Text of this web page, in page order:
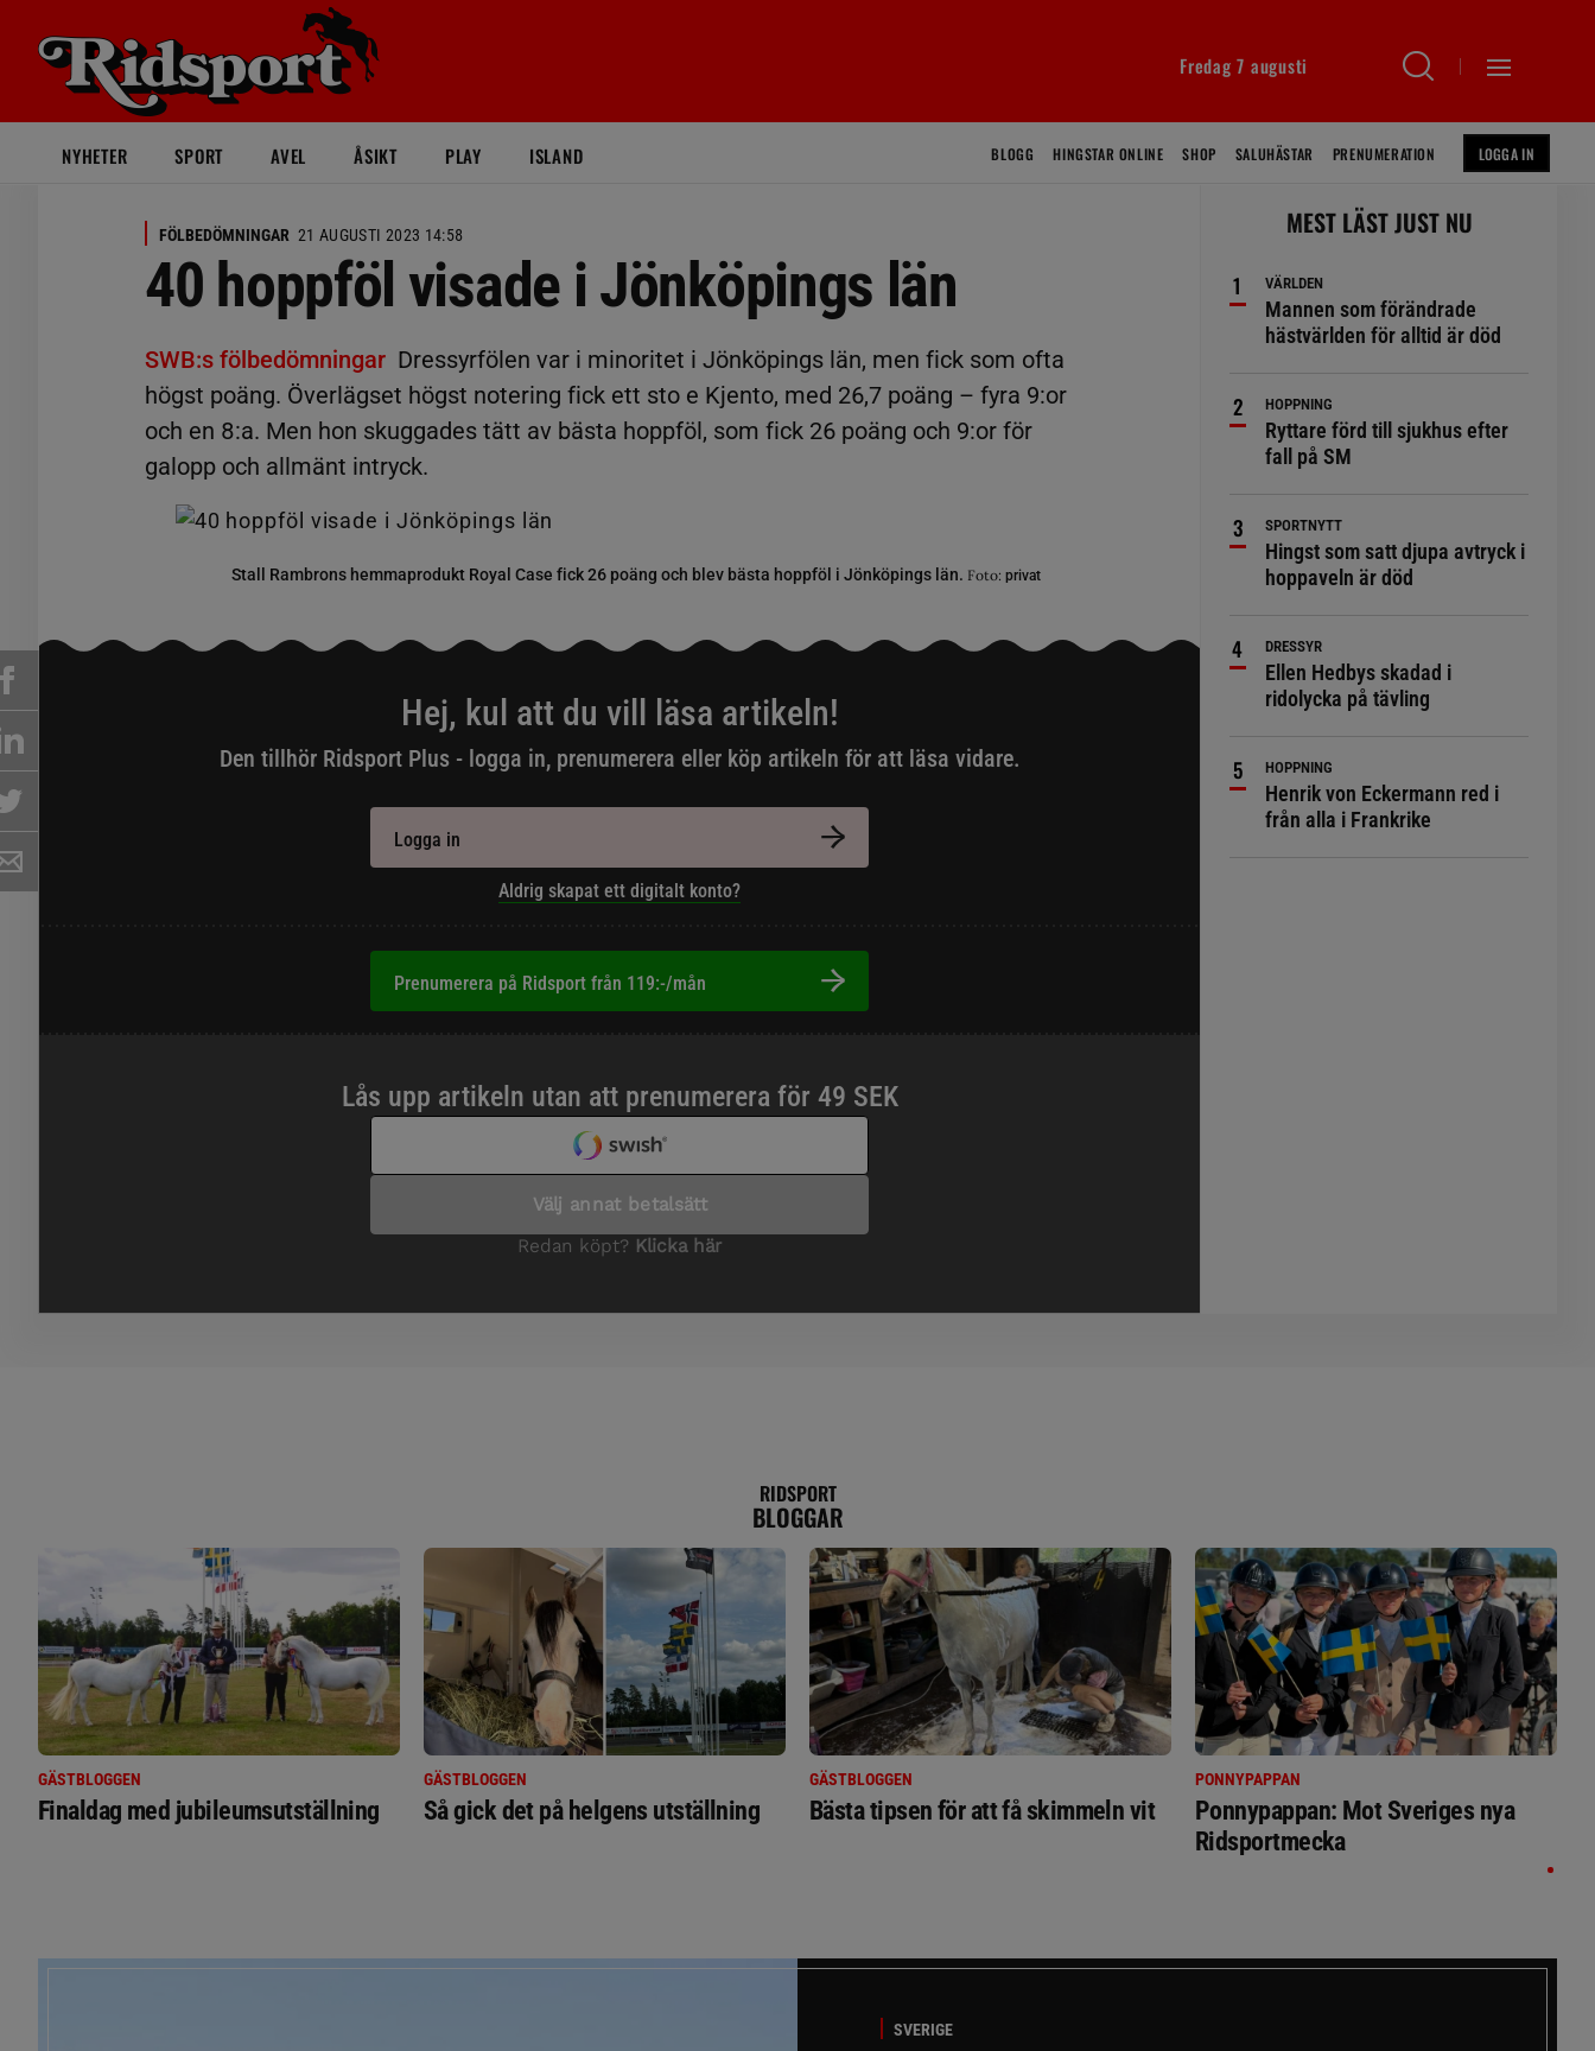
Fredag 7 augusti
NYHETER SPORT AVEL ÅSIKT PLAY ISLAND BLOGG HINGSTAR ONLINE SHOP SALUHÄSTAR PRENUMERATION LOGGA IN
FÖLBEDÖMNINGAR 21 AUGUSTI 2023 14:58
40 hoppföl visade i Jönköpings län
SWB:s fölbedömningar Dressyrfölen var i minoritet i Jönköpings län, men fick som ofta
högst poäng. Överlägset högst notering fick ett sto e Kjento, med 26,7 poäng – fyra 9:or
och en 8:a. Men hon skuggades tätt av bästa hoppföl, som fick 26 poäng och 9:or för
galopp och allmänt intryck.
Stall Rambrons hemmaprodukt Royal Case fick 26 poäng och blev bästa hoppföl i Jönköpings län. Foto: privat
Hej, kul att du vill läsa artikeln!
Den tillhör Ridsport Plus - logga in, prenumerera eller köp artikeln för att läsa vidare.
Logga in
Aldrig skapat ett digitalt konto?
Prenumerera på Ridsport från 119:-/mån
MEST LÄST JUST NU
VÄRLDEN
Mannen som förändrade
hästvärlden för alltid är död
HOPPNING
Ryttare förd till sjukhus efter
fall på SM
SPORTNYTT
Hingst som satt djupa avtryck i
hoppaveln är död
DRESSYR
Ellen Hedbys skadad i
ridolycka på tävling
HOPPNING
Henrik von Eckermann red i
från alla i Frankrike
RIDSPORT
BLOGGAR
GÄSTBLOGGEN
Finaldag med jubileumsutställning
GÄSTBLOGGEN
Så gick det på helgens utställning
GÄSTBLOGGEN
Bästa tipsen för att få skimmeln vit
PONNYPAPPAN
Ponnypappan: Mot Sveriges nya
Ridsportmecka
SVERIGE